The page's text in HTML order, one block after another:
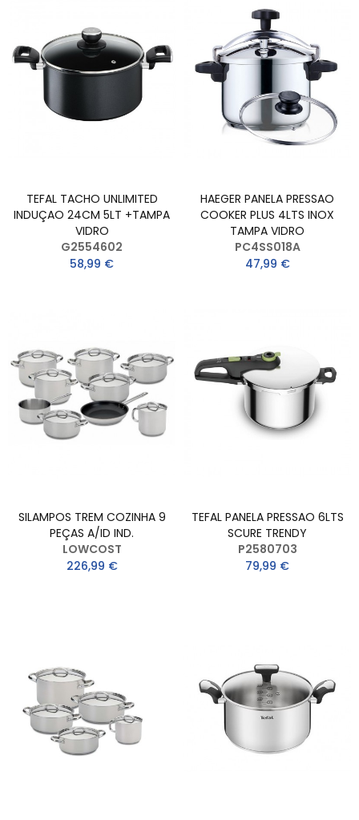
TEFAL TACHO UNLIMITED
INDUÇAO 24CM 5LT +TAMPA
VIDRO
G2554602
58,99 €
HAEGER PANELA PRESSAO
COOKER PLUS 4LTS INOX
TAMPA VIDRO
PC4SS018A
47,99 €
SILAMPOS TREM COZINHA 9
PEÇAS A/ID IND.
LOWCOST
226,99 €
TEFAL PANELA PRESSAO 6LTS
SCURE TRENDY
P2580703
79,99 €